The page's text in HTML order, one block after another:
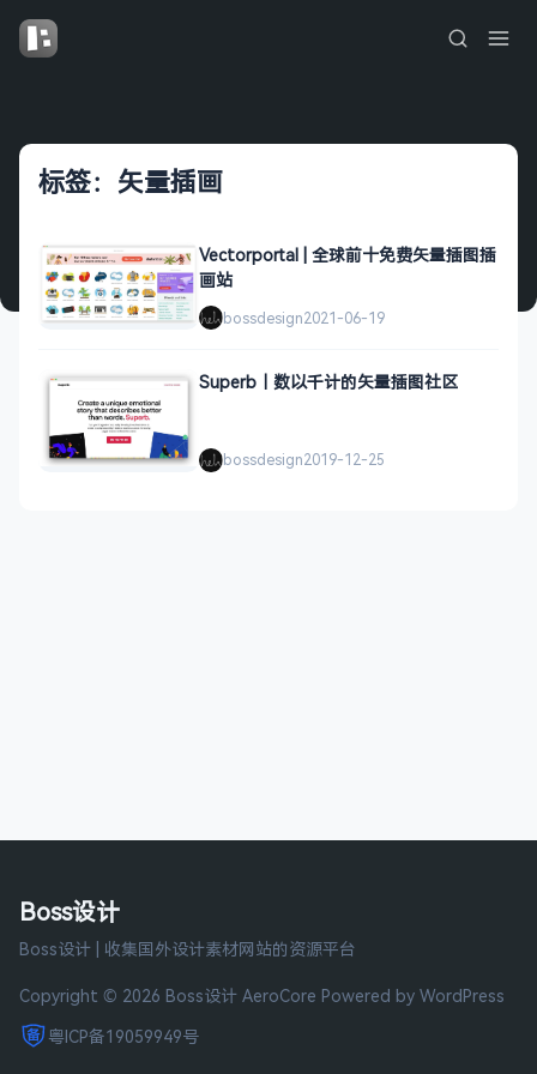
标签：矢量插画
Vectorportal | 全球前十免费矢量插图插
画站
bossdesign2021-06-19
Superb｜数以千计的矢量插图社区
bossdesign2019-12-25
Boss设计
Boss设计 | 收集国外设计素材网站的资源平台
Copyright © 2026 Boss设计 AeroCore Powered by WordPress
粤ICP备19059949号